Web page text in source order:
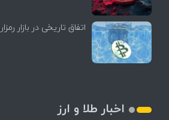
اتفاق تاریخی در بازار
اخبار طلا و ارز